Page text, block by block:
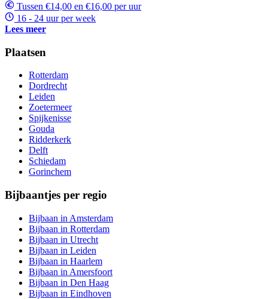
Tussen €14,00 en €16,00 per uur
16 - 24 uur per week
Lees meer
Plaatsen
Rotterdam
Dordrecht
Leiden
Zoetermeer
Spijkenisse
Gouda
Ridderkerk
Delft
Schiedam
Gorinchem
Bijbaantjes per regio
Bijbaan in Amsterdam
Bijbaan in Rotterdam
Bijbaan in Utrecht
Bijbaan in Leiden
Bijbaan in Haarlem
Bijbaan in Amersfoort
Bijbaan in Den Haag
Bijbaan in Eindhoven